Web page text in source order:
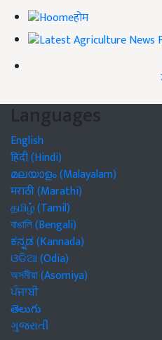
होम
Languages
English
हिंदी (Hindi)
മലയാളം (Malayalam)
मराठी (Marathi)
தமிழ் (Tamil)
বাঙালি (Bengali)
ಕನ್ನಡ (Kannada)
ଓଡିଆ (Odia)
অসমীয়া (Asomiya)
ਪੰਜਾਬੀ
తెలుగు
ગુજરાતી